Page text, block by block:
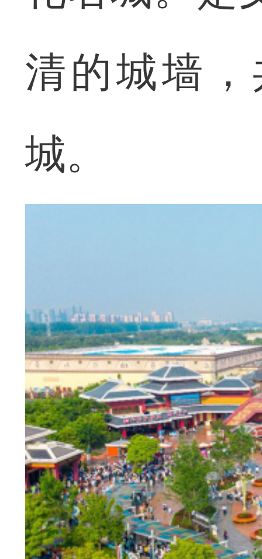
清的城墙
城。